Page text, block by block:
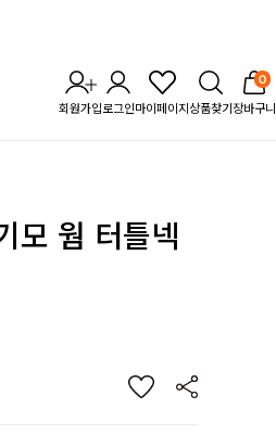
회원가입로그인마이페이지 상품찾기
0
장바구니
모 웜 터틀넥